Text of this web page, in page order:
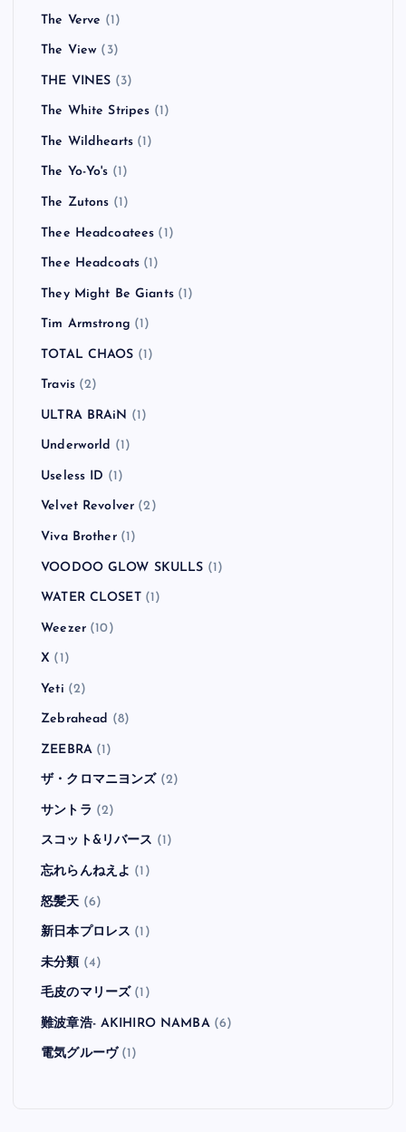
The Verve (1)
The View (3)
THE VINES (3)
The White Stripes (1)
The Wildhearts (1)
The Yo-Yo's (1)
The Zutons (1)
Thee Headcoatees (1)
Thee Headcoats (1)
They Might Be Giants(1)
Tim Armstrong (1)
TOTAL CHAOS (1)
Travis(2)
ULTRA BRAiN (1)
Underworld (1)
Useless ID (1)
Velvet Revolver (2)
Viva Brother(1)
VOODOO GLOW SKULLS (1)
WATER CLOSET(1)
Weezer(10)
X (1)
Yeti (2)
Zebrahead (8)
ZEEBRA(1)
ザ・クロマニヨンズ (2)
サントラ (2)
スコット&リバース (1)
忘れらんねえよ (1)
怒髪天 (6)
新日本プロレス (1)
未分類 (4)
毛皮のマリーズ (1)
難波章浩- AKIHIRO NAMBA(6)
電気グルーヴ(1)